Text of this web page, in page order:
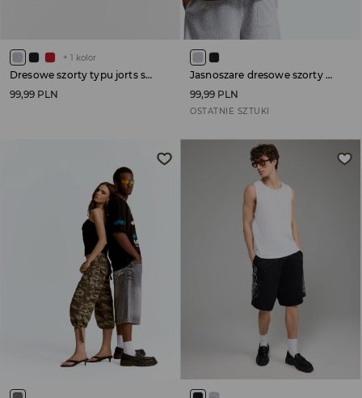
+ 1 kolor
Dresowe szorty typu jorts szare
99,99 PLN
Jasnoszare dresowe szorty z surowo wykończonymi brzegami
99,99 PLN
OSTATNIE SZTUKI